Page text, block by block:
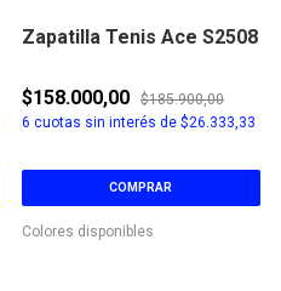
Zapatilla Tenis Ace S2508
$158.000,00
$185.900,00
6 cuotas sin interés de $26.333,33
COMPRAR
Colores disponibles